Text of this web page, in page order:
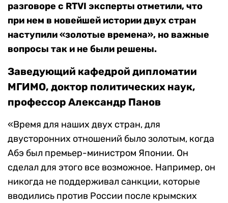
разговоре с RTVI эксперты отметили, что
при нем в новейшей истории двух стран
наступили «золотые времена», но важные
вопросы так и не были решены.
Заведующий кафедрой дипломатии
МГИМО, доктор политических наук,
профессор Александр Панов
«Время для наших двух стран,для
двусторонних отношений было золотым, когда
Абэ был премьер-министром Японии. Он
сделал для этого все возможное. Например, он
никогда не поддерживал санкции, которые
вводились против России после крымских